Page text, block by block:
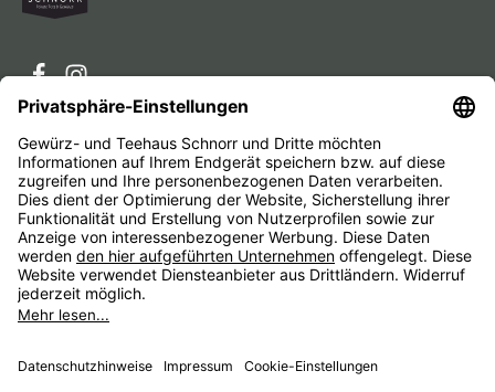
Service-Hotline
Service
Unternehmen
Alle Preise inkl. gesetzl. Mehrwertsteuer zzgl.
anders angegeben.